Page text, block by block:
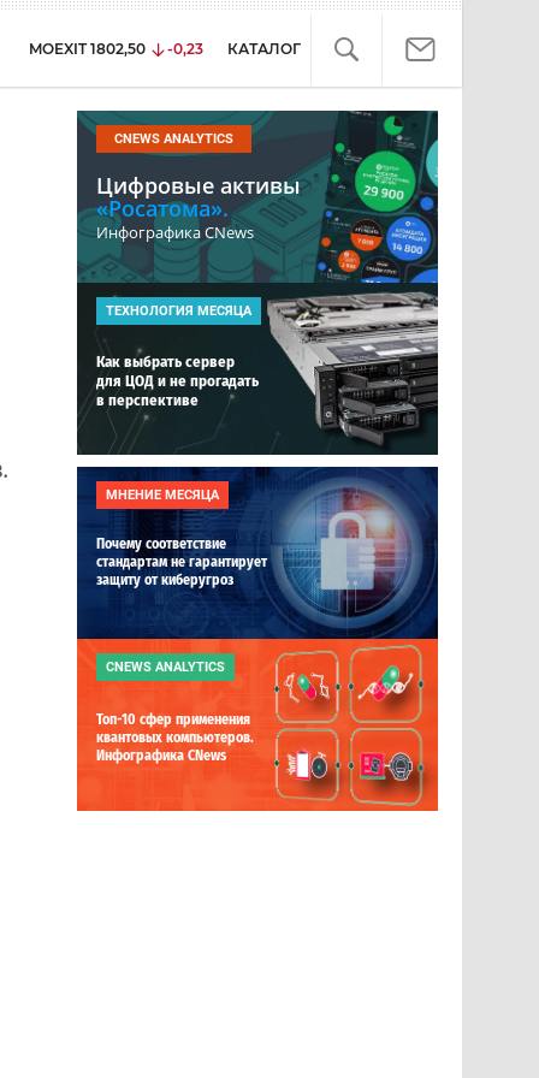
MOEXIT 1802,50 -0,23 КАТАЛОГ
CNEWS ANALYTICS
Цифровые активы
«Росатома».
Инфографика CNews
ТЕХНОЛОГИЯ МЕСЯЦА
Как выбрать сервер
для ЦОД и не прогадать
в перспективе
МНЕНИЕ МЕСЯЦА
Почему соответствие
стандартам не гарантирует
защиту от киберугроз
CNEWS ANALYTICS
Топ-10 сфер применения
квантовых компьютеров.
Инфографика CNews